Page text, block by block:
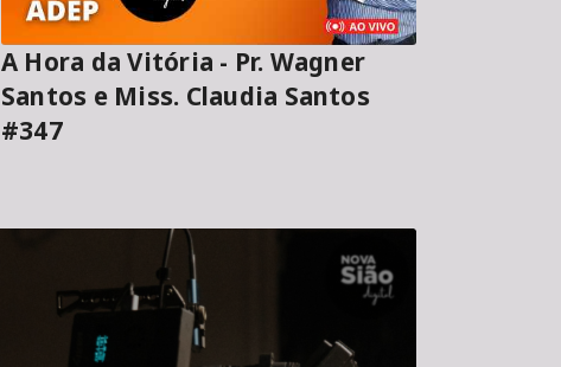
A Hora da Vitória - Pr. Wagner
Santos e Miss. Claudia Santos
#347